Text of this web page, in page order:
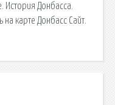
Донбасса.
карте Донбасс Сайт.